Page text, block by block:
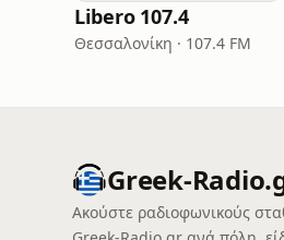
Libero 107.4
Θεσσαλονίκη · 107.4 FM
Greek-
Ακούστε ραδιοφωνικούς